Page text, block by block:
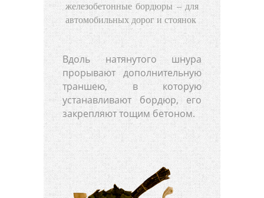
железобетонные бордюры – для
автомобильных дорог и стоянок
Вдоль натянутого шнура
прорывают дополнительную
траншею, в которую
устанавливают бордюр, его
закрепляют тощим бетоном.